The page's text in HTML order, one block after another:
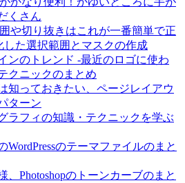
くさん
や切り抜きはこれが一番簡単で正
した選択範囲とマスクの作成
ンのトレンド -最近のロゴに使わ
クニックのまとめ
知っておきたい、ページレイアウ
ターン
ラフィの知識・テクニックを学ぶ
WordPressのテーマファイルのまと
、Photoshopのトーンカーブのまと